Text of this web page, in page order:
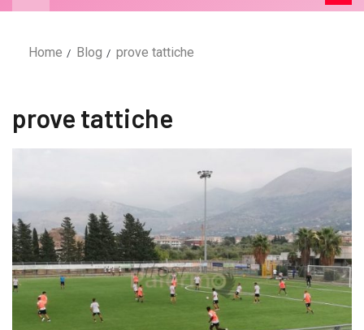
Home Blog prove tattiche
prove tattiche